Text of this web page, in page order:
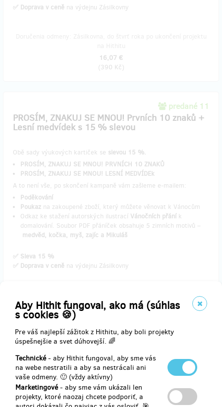
Aby Hithit fungoval, ako má (súhlas
s cookies 🍪)
Pre váš najlepší zážitok z Hithitu, aby boli projekty
úspešnejšie a svet dúhovejší. 🌈
Technické- aby Hithit fungoval, aby sme vás
na webe nestratili a aby sa nestrácali ani
vaše odmeny. 🙂 (vždy aktívny)
Marketingové- aby sme vám ukázali len
projekty, ktoré naozaj chcete podporiť, a
✅ Doprava v ceně na výdejnu Zásilkovny
16,07 €
(390 Kč)
predané 11
PROSÍM, ZNAKUJ SE MNOU! Prvních 10 znaků +
Lesní medvídek s 15 % slevou
Obě sady výukových kartiček se slevou 15 %.
PROSÍM, ZNAKUJ SE MNOU! PRVNÍCH 10 ZNAKŮ
PROSÍM, ZNAKUJ SE MNOU! LESNÍ MEDVÍDEk
A to není vše, po skončení kampaně vám zašleme e-mailem:
Poděkování
Poukaz na zakoupené zboží, který můžete věnovat k Vánocům
Odkaz ke stažení autorských ilustrací Vánočních přání k
domalování. Soubor PDF přáníček obsahuje 5 zimních motivů –
medvěd, kočka, myš, zajíc a Mikuláš
✅ Sleva 15 %
✅ Doprava v ceně na výdejnu Zásilkovny
Doručenia odmeny: Zásilkovna, do štvrť roka po ukončení projektu
na Hithitu
zostáva 19
Obrázek na zeď LESNÍ MEDVÍDEK
Oživte dětem pokojíčky autorskou ilustrací LESNÍHO MEDVÍDKA od